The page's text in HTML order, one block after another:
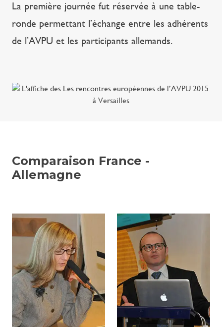
La première journée fut réservée à une table-
ronde permettant l’échange entre les adhérents
de l’AVPU et les participants allemands.
Comparaison France -
Allemagne